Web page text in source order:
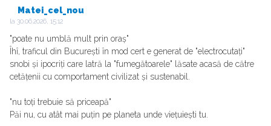
Matei_cel_nou
la 30.06.2026, 15:12
"poate nu umblă mult prin oraș"
Îhî, traficul din București în mod cert e generat de "electrocutați"
snobi și ipocriți care latră la "fumegătoarele" lăsate acasă de către
cetățenii cu comportament civilizat și sustenabil.
"nu toți trebuie să priceapă"
Păi nu, cu atât mai puțin pe planeta unde viețuiești tu.